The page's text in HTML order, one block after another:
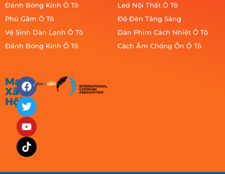
Đánh Bóng Kính Ô Tô
Phủ Gầm Ô Tô
Vệ Sinh Dàn Lạnh Ô Tô
Đánh Bóng Kính Ô Tô
Led Nội Thất Ô Tô
Độ Đèn Tăng Sáng
Dán Phim Cách Nhiệt Ô Tô
Cách Âm Chống Ồn Ô Tô
Mạng
Xã
Hội